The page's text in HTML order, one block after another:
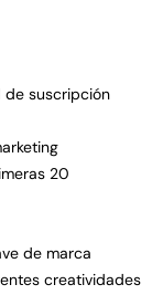
de suscripción
20
de marca
creatividades